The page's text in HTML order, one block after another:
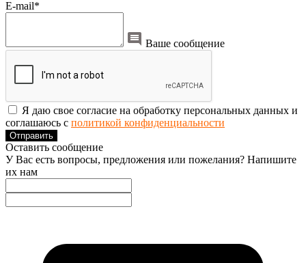
E-mail*
Ваше сообщение
Я даю свое согласие на обработку персональных данных и
соглашаюсь с политикой конфиденциальности
Отправить
Оставить сообщение
У Вас есть вопросы, предложения или пожелания? Напишите
их нам